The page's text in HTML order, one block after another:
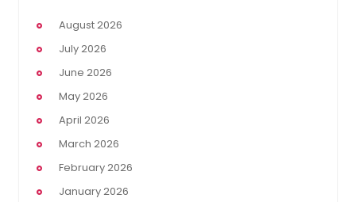
August 2026
July 2026
June 2026
May 2026
April 2026
March 2026
February 2026
January 2026